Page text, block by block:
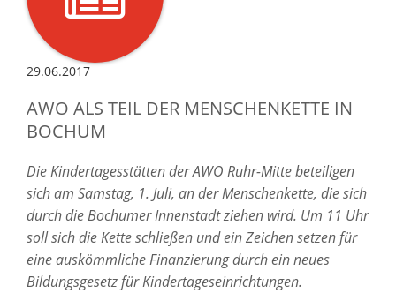
29.06.2017
AWO ALS TEIL DER MENSCHENKETTE IN
BOCHUM
Die Kindertagesstätten der AWO Ruhr-Mitte beteiligen
sich am Samstag, 1. Juli, an der Menschenkette, die sich
durch die Bochumer Innenstadt ziehen wird. Um 11 Uhr
soll sich die Kette schließen und ein Zeichen setzen für
eine auskömmliche Finanzierung durch ein neues
Bildungsgesetz für Kindertageseinrichtungen.